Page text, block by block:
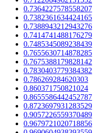
0.7364227578558207
0.7382361634424165
0.7388943212943276
0.7414741488176279
0.7485345089238439
0.7655630714878285
0.7675388179828142
0.7830403779384382
0.786269284620303
0.860371750821024
0.8655586442452787
0.8723697931283529
0.9057226559370489
0.9679721020718856